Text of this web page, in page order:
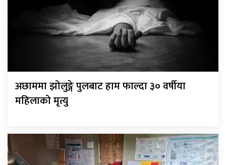
अछाममा झोलुङ्गे पुलबाट हाम फाल्दा ३० वर्षीया
महिलाको मृत्यु